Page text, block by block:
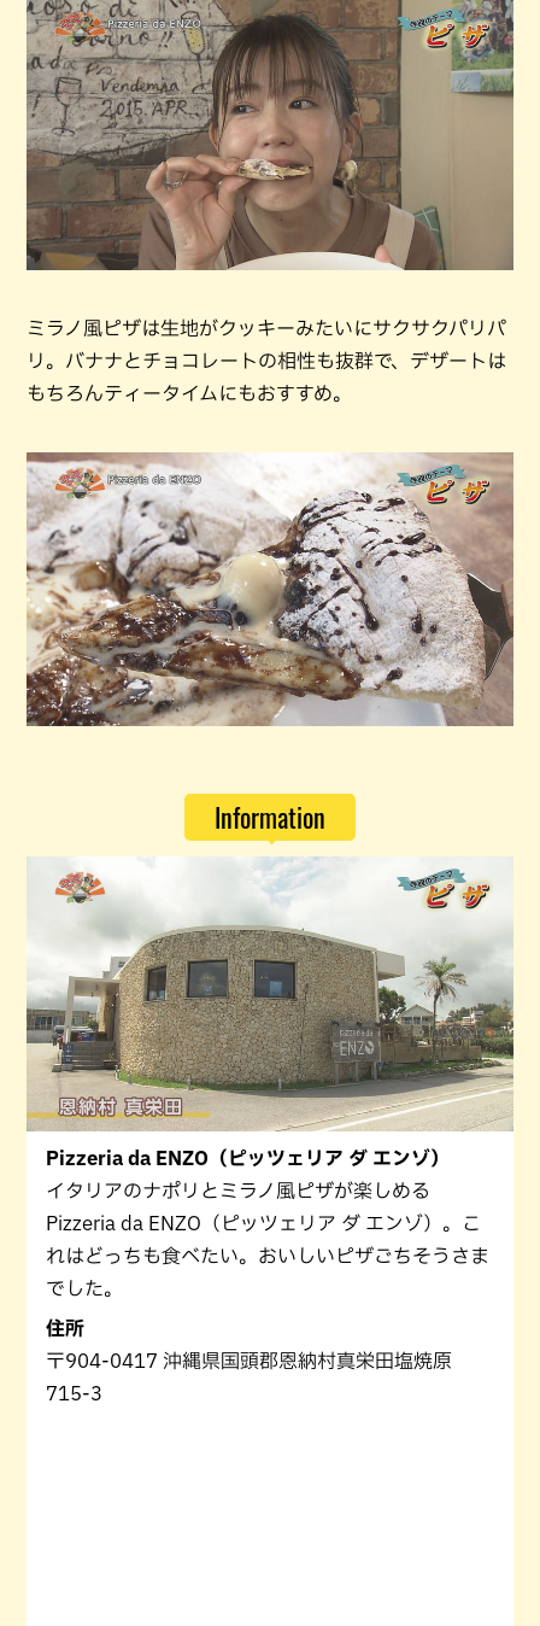
ミラノ風ピザは生地がクッキーみたいにサクサクパリパ
リ。バナナとチョコレートの相性も抜群で、デザートは
もちろんティータイムにもおすすめ。
Information
Pizzeria da ENZO（ピッツェリア ダ エンゾ）
イタリアのナポリとミラノ風ピザが楽しめる
Pizzeria da ENZO（ピッツェリア ダ エンゾ）。こ
れはどっちも食べたい。おいしいピザごちそうさま
でした。
住所
〒904-0417 沖縄県国頭郡恩納村真栄田塩焼原
715-3